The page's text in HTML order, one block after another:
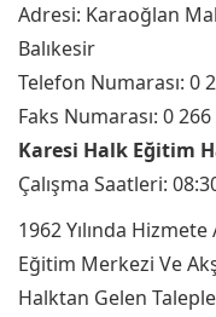
Adresi: Karaoğlan
Balıkesir
Telefon Numarası: 0
Faks Numarası: 0
Karesi Halk Eğitim
Çalışma Saatleri:
1962 Yılında
Eğitim Merkezi Ve
Halktan Gelen